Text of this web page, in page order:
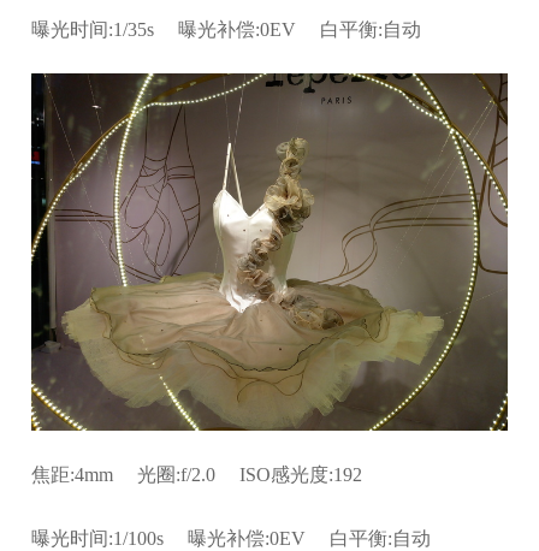
曝光时间:1/35s 曝光补偿:0EV 白平衡:自动
焦距:4mm 光圈:f/2.0 ISO感光度:192
曝光时间:1/100s 曝光补偿:0EV 白平衡:自动